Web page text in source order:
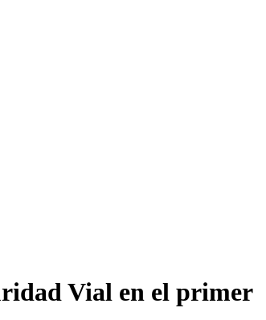
Vial en el primer